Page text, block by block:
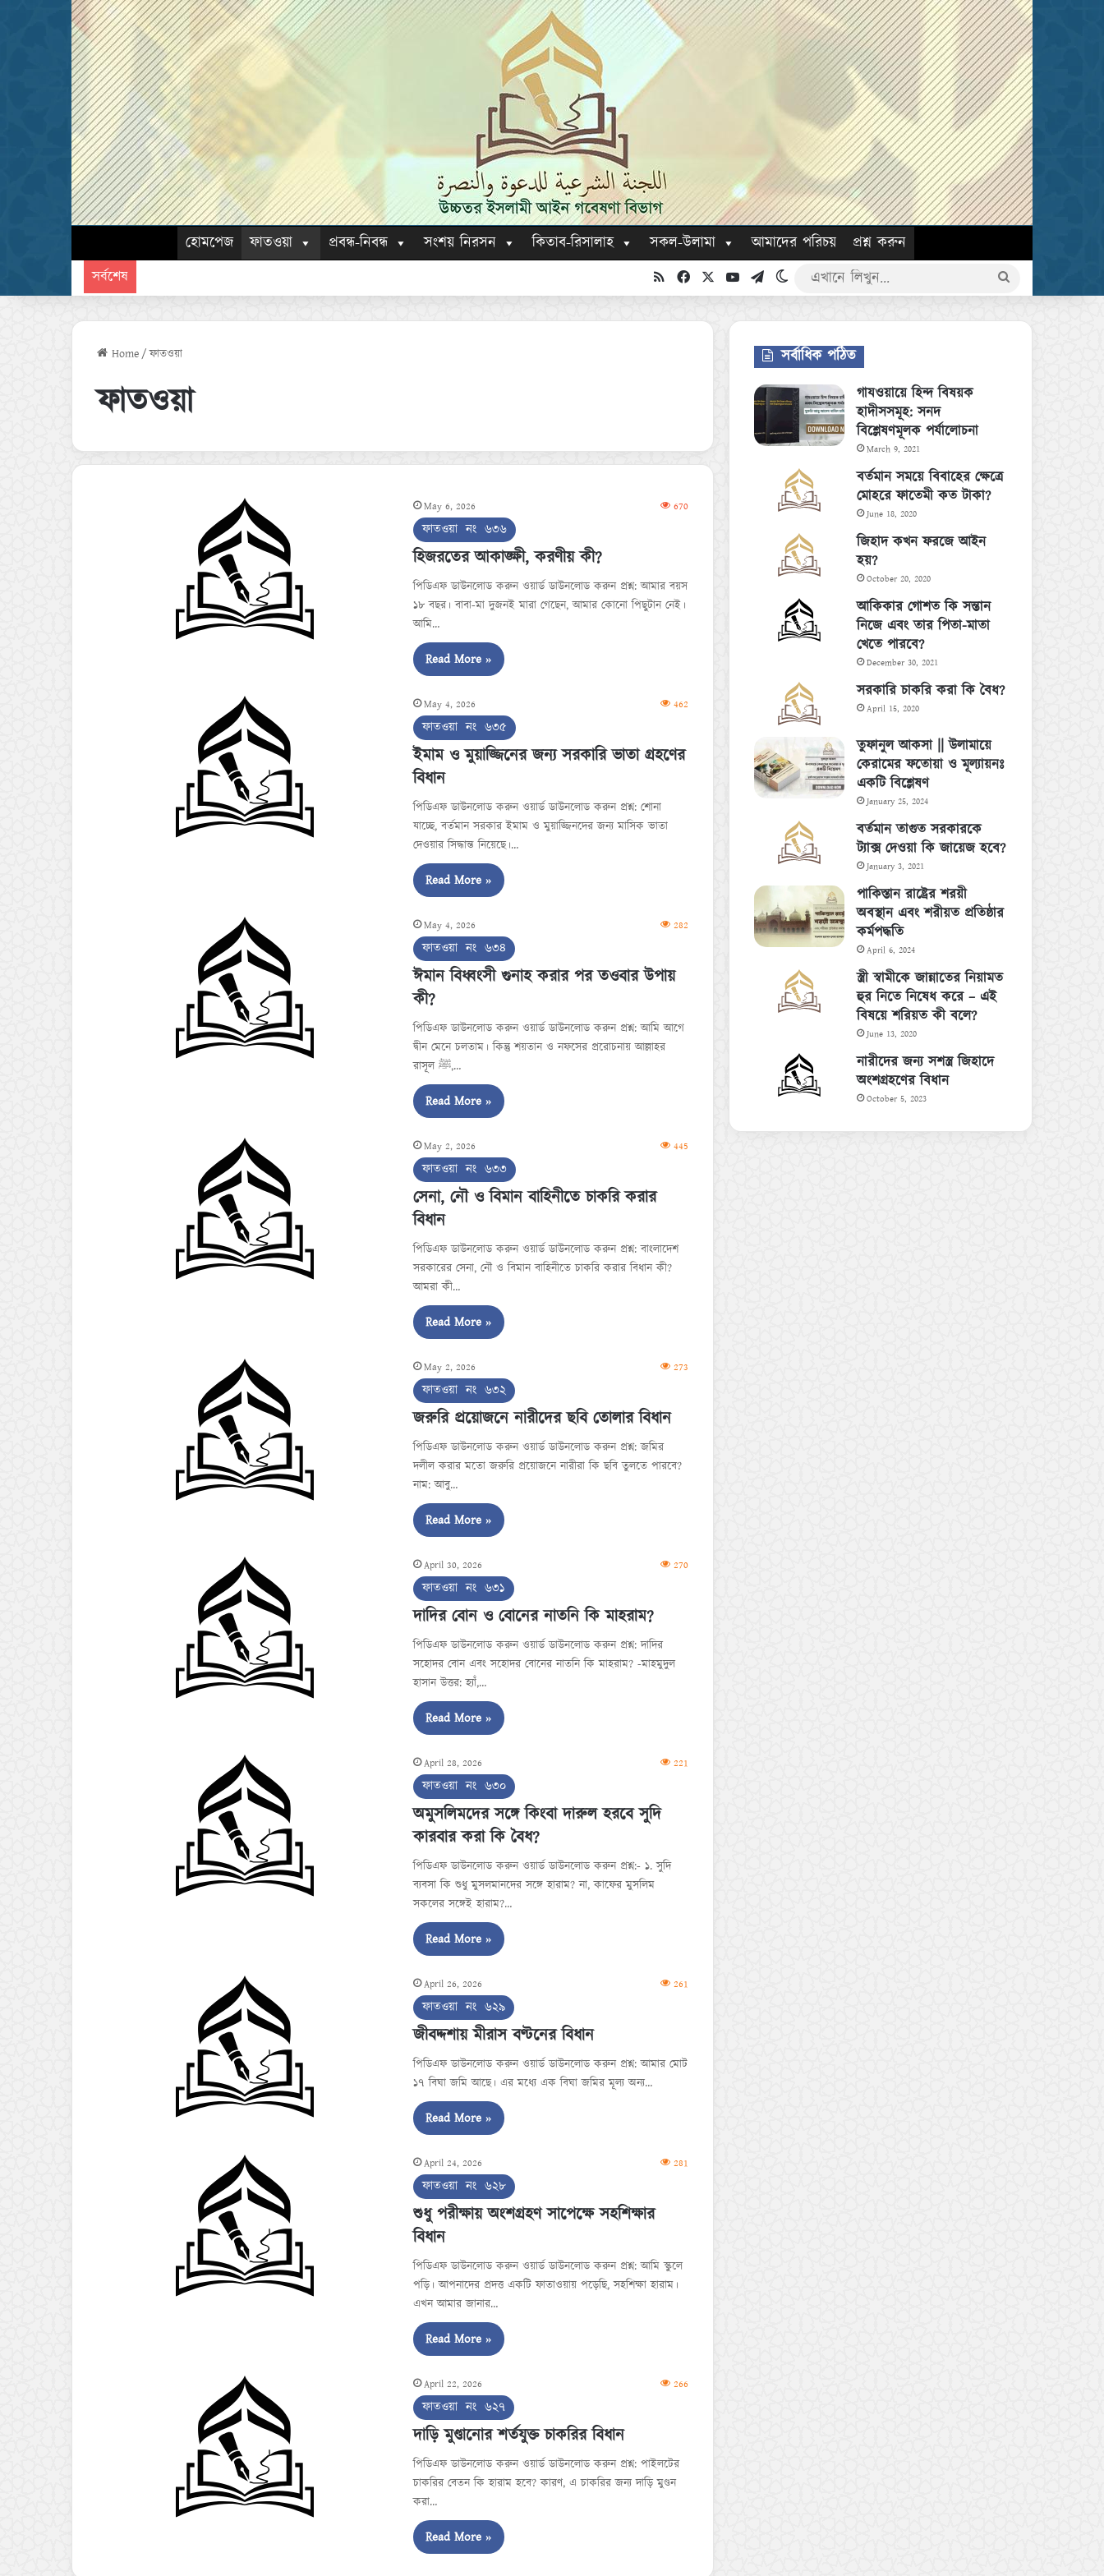
হোমপেজ ফাতওয়া প্রবন্ধ-নিবন্ধ সংশয় নিরসন কিতাব-রিসালাহ সকল-উলামা আমাদের পরিচয় প্রশ্ন করুন
সর্বশেষ RSS Facebook YouTubeTelegramSwitch skin
Home/ ফাতওয়া
ফাতওয়া
May 6, 2026 670
ফাতওয়া নং ৬৩৬
হিজরতের আকাঙ্ক্ষী, করণীয় কী?
পিডিএফ ডাউনলোড করুন ওয়ার্ড ডাউনলোড করুন প্রশ্ন: আমার বয়স
১৮ বছর। বাবা-মা দুজনই মারা গেছেন, আমার কোনো পিছুটান নেই।
আমি…
Read More »
May 4, 2026 462
ফাতওয়া নং ৬৩৫
ইমাম ও মুয়াজ্জিনের জন্য সরকারি ভাতা গ্রহণের
বিধান
পিডিএফ ডাউনলোড করুন ওয়ার্ড ডাউনলোড করুন প্রশ্ন: শোনা
যাচ্ছে, বর্তমান সরকার ইমাম ও মুয়াজ্জিনদের জন্য মাসিক ভাতা
দেওয়ার সিদ্ধান্ত নিয়েছে।…
Read More »
May 4, 2026 282
ফাতওয়া নং ৬৩৪
ঈমান বিধ্বংসী গুনাহ করার পর তওবার উপায়
কী?
পিডিএফ ডাউনলোড করুন ওয়ার্ড ডাউনলোড করুন প্রশ্ন: আমি আগে
দ্বীন মেনে চলতাম। কিন্তু শয়তান ও নফসের প্ররোচনায় আল্লাহর
রাসূল ﷺ,…
Read More »
May 2, 2026 445
ফাতওয়া নং ৬৩৩
সেনা, নৌ ও বিমান বাহিনীতে চাকরি করার
বিধান
পিডিএফ ডাউনলোড করুন ওয়ার্ড ডাউনলোড করুন প্রশ্ন: বাংলাদেশ
সরকারের সেনা, নৌ ও বিমান বাহিনীতে চাকরি করার বিধান কী?
আমরা কী…
Read More »
May 2, 2026 273
ফাতওয়া নং ৬৩২
জরুরি প্রয়োজনে নারীদের ছবি তোলার বিধান
পিডিএফ ডাউনলোড করুন ওয়ার্ড ডাউনলোড করুন প্রশ্ন: জমির
দলীল করার মতো জরুরি প্রয়োজনে নারীরা কি ছবি তুলতে পারবে?
নাম: আবু…
Read More »
April 30, 2026 270
ফাতওয়া নং ৬৩১
দাদির বোন ও বোনের নাতনি কি মাহরাম?
পিডিএফ ডাউনলোড করুন ওয়ার্ড ডাউনলোড করুন প্রশ্ন: দাদির
সহোদর বোন এবং সহোদর বোনের নাতনি কি মাহরাম? -মাহমুদুল
হাসান উত্তর: হ্যাঁ,…
Read More »
April 28, 2026 221
ফাতওয়া নং ৬৩০
অমুসলিমদের সঙ্গে কিংবা দারুল হরবে সুদি
কারবার করা কি বৈধ?
পিডিএফ ডাউনলোড করুন ওয়ার্ড ডাউনলোড করুন প্রশ্ন:- ১. সুদি
ব্যবসা কি শুধু মুসলমানদের সঙ্গে হারাম? না, কাফের মুসলিম
সকলের সঙ্গেই হারাম?…
Read More »
April 26, 2026 261
ফাতওয়া নং ৬২৯
জীবদ্দশায় মীরাস বণ্টনের বিধান
পিডিএফ ডাউনলোড করুন ওয়ার্ড ডাউনলোড করুন প্রশ্ন: আমার মোট
১৭ বিঘা জমি আছে। এর মধ্যে এক বিঘা জমির মূল্য অন্য…
Read More »
April 24, 2026 281
ফাতওয়া নং ৬২৮
শুধু পরীক্ষায় অংশগ্রহণ সাপেক্ষে সহশিক্ষার
বিধান
পিডিএফ ডাউনলোড করুন ওয়ার্ড ডাউনলোড করুন প্রশ্ন: আমি স্কুলে
পড়ি। আপনাদের প্রদত্ত একটি ফাতাওয়ায় পড়েছি, সহশিক্ষা হারাম।
এখন আমার জানার…
Read More »
April 22, 2026 266
ফাতওয়া নং ৬২৭
দাড়ি মুণ্ডানোর শর্তযুক্ত চাকরির বিধান
পিডিএফ ডাউনলোড করুন ওয়ার্ড ডাউনলোড করুন প্রশ্ন: পাইলটের
চাকরির বেতন কি হারাম হবে? কারণ, এ চাকরির জন্য দাড়ি মুণ্ডন
করা…
Read More »
সর্বাধিক পঠিত
গাযওয়ায়ে হিন্দ বিষয়ক
হাদীসসমূহ: সনদ
বিশ্লেষণমূলক পর্যালোচনা
March 9, 2021
বর্তমান সময়ে বিবাহের ক্ষেত্রে
মোহরে ফাতেমী কত টাকা?
June 18, 2020
জিহাদ কখন ফরজে আইন
হয়?
October 20, 2020
আকিকার গোশত কি সন্তান
নিজে এবং তার পিতা-মাতা
খেতে পারবে?
December 30, 2021
সরকারি চাকরি করা কি বৈধ?
April 15, 2020
তুফানুল আকসা || উলামায়ে
কেরামের ফতোয়া ও মূল্যায়নঃ
একটি বিশ্লেষণ
January 25, 2024
বর্তমান তাগুত সরকারকে
ট্যাক্স দেওয়া কি জায়েজ হবে?
January 3, 2021
পাকিস্তান রাষ্ট্রের শরয়ী
অবস্থান এবং শরীয়ত প্রতিষ্ঠার
কর্মপদ্ধতি
April 6, 2024
স্ত্রী স্বামীকে জান্নাতের নিয়ামত
হুর নিতে নিষেধ করে – এই
বিষয়ে শরিয়ত কী বলে?
June 13, 2020
নারীদের জন্য সশস্ত্র জিহাদে
অংশগ্রহণের বিধান
October 5, 2023